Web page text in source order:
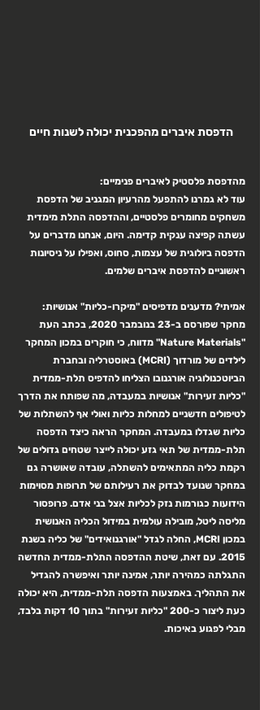
הדפסת איברים מהפכנית יכולה לשנות חיים
מהדפסת פלסטיק לאיברים פנימיים:
עוד לא גמרנו להתפעל מהרעיון המגניב של הדפסת
משחקים מחומרים פלסטיים, וההדפסה התלת מימדית
עשתה קפיצה ענקית קדימה. היום, אנחנו מדברים על
הדפסה ביולוגית של עצמות, סחוס, ואפילו על ניסיונות
ראשוניים להדפסת איברים שלמים.
אמיתי? מדענים מדפיסים "מיקרו-כליות" אנושיות:
מחקר שפורסם ב-23 בנובמבר 2020, בכתב העת
"Nature Materials" מדווח, כי חוקרים במכון המחקר
לילדים של מורדוך (MCRI) באוסטרליה ובחברת
הביוטכנולוגיה אורגנובו הצליחו להדפיס תלת-ממדית
"כליות זעירות" אנושיות במעבדה, מה שפותח את הדרך
לטיפולים חדשניים למחלות כליות ואולי אף להשתלות של
כליות שגדלו במעבדה. המחקר הראה כיצד הדפסה
תלת-ממדית של תאי גזע יכולה לייצר שטחים גדולים של
רקמת כליה המתאימים להשתלה, עובדה שאושרה גם
במחקר שנועד לבדוק את רעילותם של תרופות מסוימות
הידועות כגורמות נזק לכליות אצל בני אדם. פרופסור
מליסה ליטל, מובילה עולמית במידול הכליה האנושית
במכון MCRI, החלה לגדל "אורגנואידים" של כליה בשנת
2015. עם זאת, שיטת ההדפסה התלת-ממדית החדשה
התגלתה כמהירה יותר, אמינה יותר ואיפשרה להגדיל
את התהליך. באמצעות הדפסה תלת-ממדית, היא יכולה
כעת ליצור כ-200 "כליות זעירות" בתוך 10 דקות בלבד,
מבלי לפגוע באיכות.